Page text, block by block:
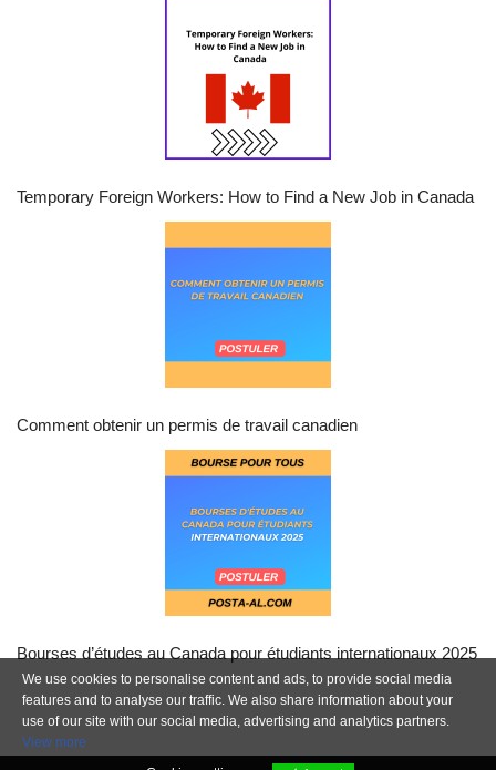
Temporary Foreign Workers: How to Find a New Job in Canada
Comment obtenir un permis de travail canadien
Bourses d’études au Canada pour étudiants internationaux 2025
We use cookies to personalise content and ads, to provide social media
features and to analyse our traffic. We also share information about your
use of our site with our social media, advertising and analytics partners.
View more